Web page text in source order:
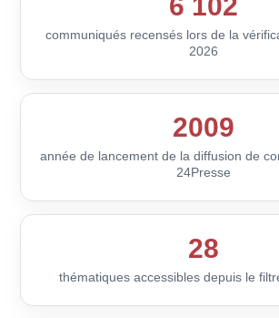
communiqués recensés lors de la
2026
2009
année de lancement de la diffusion de
24Presse
28
thématiques accessibles depuis le